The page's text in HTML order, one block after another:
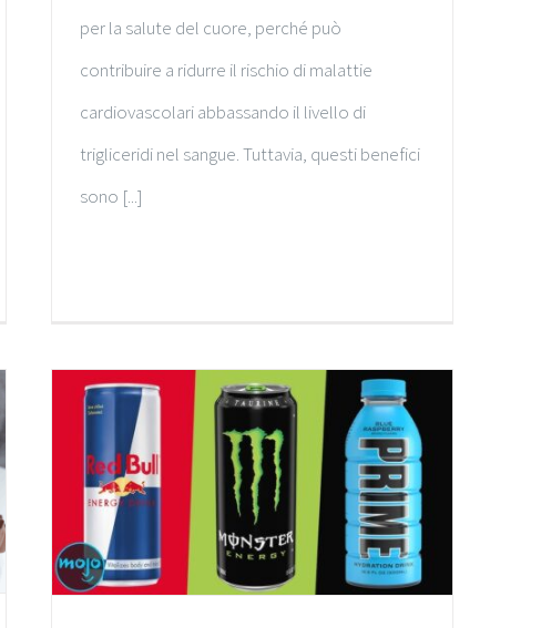
per la salute del cuore, perché può
contribuire a ridurre il rischio di malattie
cardiovascolari abbassando il livello di
trigliceridi nel sangue. Tuttavia, questi benefici
sono [...]